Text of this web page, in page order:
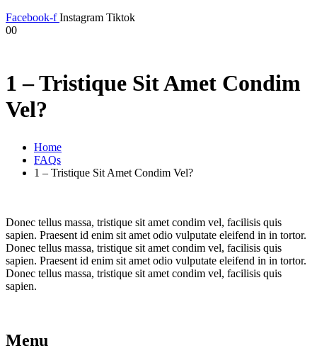
Facebook-f Instagram Tiktok
00
1 – Tristique Sit Amet Condim
Vel?
Home
FAQs
1 – Tristique Sit Amet Condim Vel?
Donec tellus massa, tristique sit amet condim vel, facilisis quis
sapien. Praesent id enim sit amet odio vulputate eleifend in in tortor.
Donec tellus massa, tristique sit amet condim vel, facilisis quis
sapien. Praesent id enim sit amet odio vulputate eleifend in in tortor.
Donec tellus massa, tristique sit amet condim vel, facilisis quis
sapien.
Menu